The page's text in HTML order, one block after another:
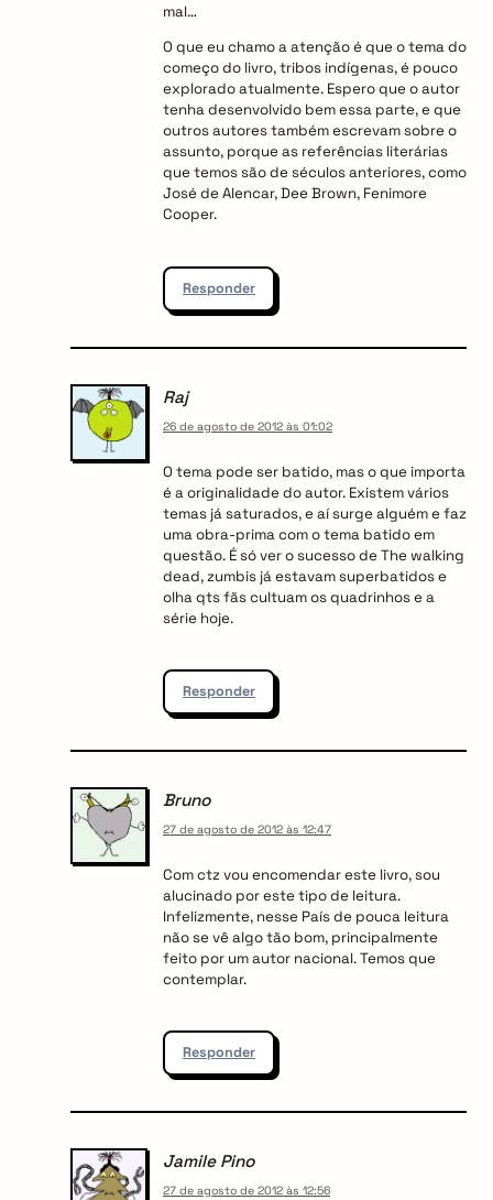
mal…
O que eu chamo a atenção é que o tema do
começo do livro, tribos indígenas, é pouco
explorado atualmente. Espero que o autor
tenha desenvolvido bem essa parte, e que
outros autores também escrevam sobre o
assunto, porque as referências literárias
que temos são de séculos anteriores, como
José de Alencar, Dee Brown, Fenimore
Cooper.
Responder
Raj
26 de agosto de 2012 às 01:02
O tema pode ser batido, mas o que importa
é a originalidade do autor. Existem vários
temas já saturados, e aí surge alguém e faz
uma obra-prima com o tema batido em
questão. É só ver o sucesso de The walking
dead, zumbis já estavam superbatidos e
olha qts fãs cultuam os quadrinhos e a
série hoje.
Responder
Bruno
27 de agosto de 2012 às 12:47
Com ctz vou encomendar este livro, sou
alucinado por este tipo de leitura.
Infelizmente, nesse País de pouca leitura
não se vê algo tão bom, principalmente
feito por um autor nacional. Temos que
contemplar.
Responder
Jamile Pino
27 de agosto de 2012 às 12:56